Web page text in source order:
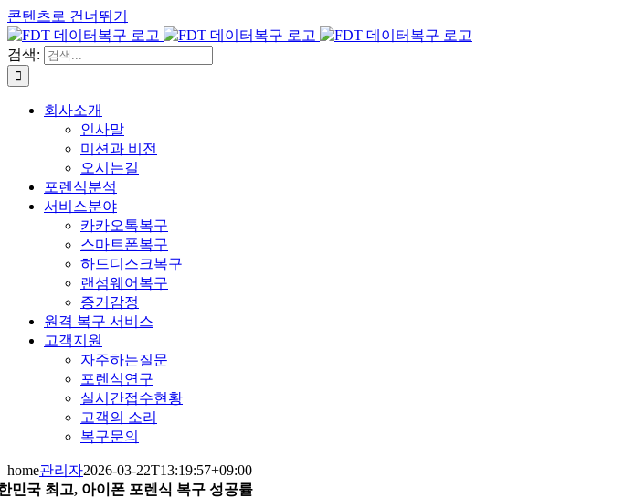
콘텐츠로 건너뛰기
검색:
회사소개
인사말
미션과 비전
오시는길
포렌식분석
서비스분야
카카오톡복구
스마트폰복구
하드디스크복구
랜섬웨어복구
증거감정
원격 복구 서비스
고객지원
자주하는질문
포렌식연구
실시간접수현황
고객의 소리
복구문의
home관리자2026-03-22T13:19:57+09:00
민국 최고, 아이폰 포렌식 복구 성공률